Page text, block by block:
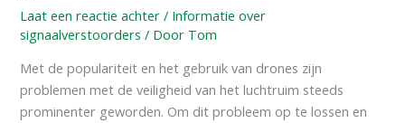
Laat een reactie achter / Informatie over
signaalverstoorders / Door Tom
Met de populariteit en het gebruik van drones zijn
problemen met de veiligheid van het luchtruim steeds
prominenter geworden. Om dit probleem op te lossen en